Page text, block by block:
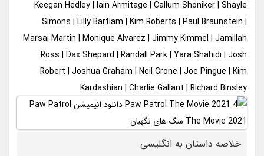
Keegan Hedley | Iain Armitage | Callum Shoniker | Shayle
Simons | Lilly Bartlam | Kim Roberts | Paul Braunstein |
Marsai Martin | Monique Alvarez | Jimmy Kimmel | Jamillah
Ross | Dax Shepard | Randall Park | Yara Shahidi | Josh
Robert | Joshua Graham | Neil Crone | Joe Pingue | Kim
Kardashian | Charlie Gallant | Richard Binsley
خلاصه داستان به انگلیسی